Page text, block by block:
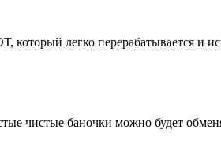
легко перерабатывается и
чистые баночки можно будет